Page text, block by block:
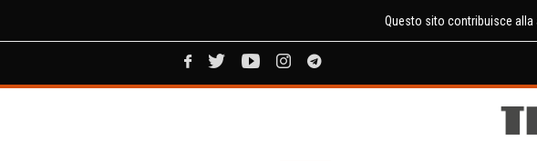
Questo sito contribuisce alla